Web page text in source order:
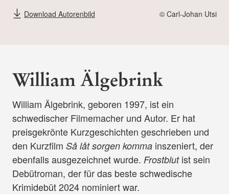
Download Autorenbild © Carl-Johan Utsi
William Älgebrink
William Älgebrink, geboren 1997, ist ein
schwedischer Filmemacher und Autor. Er hat
preisgekrönte Kurzgeschichten geschrieben und
den Kurzfilm Så låt sorgen komma inszeniert, der
ebenfalls ausgezeichnet wurde. Frostblut ist sein
Debütroman, der für das beste schwedische
Krimidebüt 2024 nominiert war.